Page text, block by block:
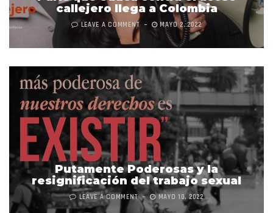
callejero llega a Colombia
LEAVE A COMMENT MAYO 2, 2022
Putamente Poderosas y la
resignificación del trabajo sexual
LEAVE A COMMENT MAYO 10, 2022